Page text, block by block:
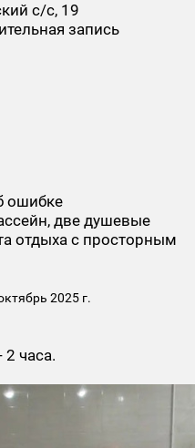
с/с, 19
запись
ошибке
две душевые
отдыха с просторным
2025 г.
часа.